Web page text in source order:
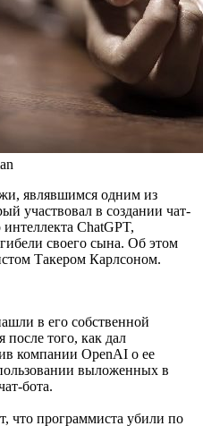
являвшимся одним из
участвовал в создании чат-
ChatGPT,
своего сына. Об этом
Такером Карлсоном.
в его собственной
после того, как дал
компании OpenAI о ее
выложенных в
бота.
что программиста убили по